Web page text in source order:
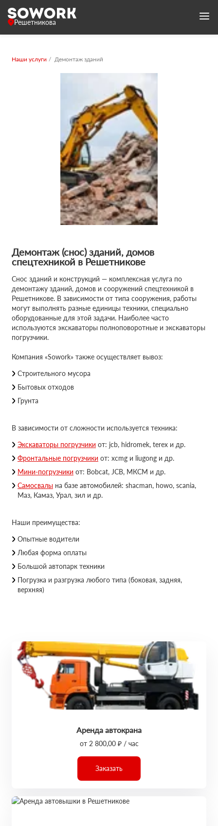
Решетникова
Наши услуги Демонтаж зданий
Демонтаж (снос) зданий, домов
спецтехникой в Решетникове
Снос зданий и конструкций — комплексная услуга по
демонтажу зданий, домов и сооружений спецтехникой в
Решетникове. В зависимости от типа сооружения, работы
могут выполнять разные единицы техники, специально
оборудованные для этой задачи. Наиболее часто
используются экскаваторы полноповоротные и экскаваторы
погрузчики.
Компания «Sowork» также осуществляет вывоз:
Строительного мусора
Бытовых отходов
Грунта
В зависимости от сложности используется техника:
Экскаваторы погрузчики от: jcb, hidromek, terex и др.
Фронтальные погрузчики от: xcmg и liugong и др.
Мини-погрузчики от: Bobcat, JCB, МКСМ и др.
Самосвалы на базе автомобилей: shacman, howo, scania,
Маз, Камаз, Урал, зил и др.
Наши преимущества:
Опытные водители
Любая форма оплаты
Большой автопарк техники
Погрузка и разгрузка любого типа (боковая, задняя,
верхняя)
Аренда автокрана
от 2 800,00 ₽ / час
Заказать